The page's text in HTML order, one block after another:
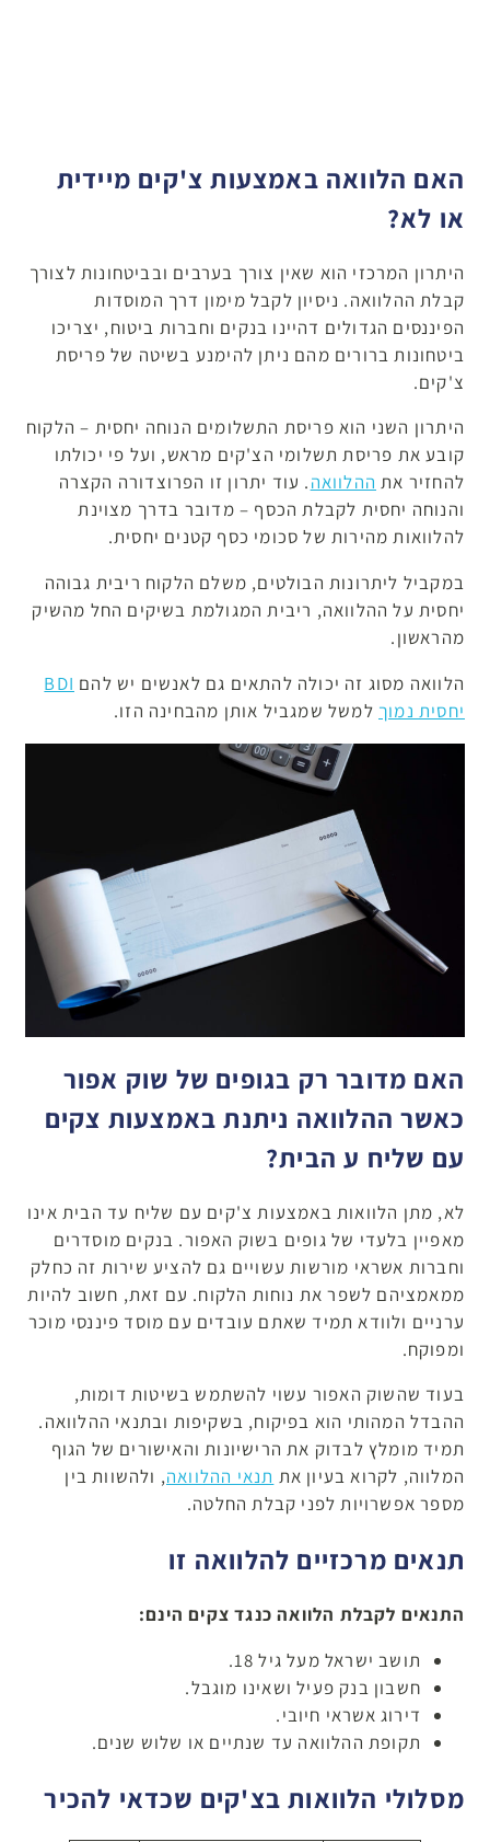
האם הלוואה באמצעות צ'קים מיידית
או לא?
היתרון המרכזי הוא שאין צורך בערבים ובביטחונות לצורך
קבלת ההלוואה. ניסיון לקבל מימון דרך המוסדות
הפיננסים הגדולים דהיינו בנקים וחברות ביטוח, יצריכו
ביטחונות ברורים מהם ניתן להימנע בשיטה של פריסת
צ'קים.
היתרון השני הוא פריסת התשלומים הנוחה יחסית – הלקוח
קובע את פריסת תשלומי הצ'קים מראש, ועל פי יכולתו
להחזיר את ההלוואה. עוד יתרון זו הפרוצדורה הקצרה
והנוחה יחסית לקבלת הכסף – מדובר בדרך מצוינת
להלוואות מהירות של סכומי כסף קטנים יחסית.
במקביל ליתרונות הבולטים, משלם הלקוח ריבית גבוהה
יחסית על ההלוואה, ריבית המגולמת בשיקים החל מהשיק
מהראשון.
הלוואה מסוג זה יכולה להתאים גם לאנשים יש להם BDI
יחסית נמוך למשל שמגביל אותן מהבחינה הזו.
האם מדובר רק בגופים של שוק אפור
כאשר ההלוואה ניתנת באמצעות צקים
עם שליח ע הבית?
לא, מתן הלוואות באמצעות צ'קים עם שליח עד הבית אינו
מאפיין בלעדי של גופים בשוק האפור. בנקים מוסדרים
וחברות אשראי מורשות עשויים גם להציע שירות זה כחלק
ממאמציהם לשפר את נוחות הלקוח. עם זאת, חשוב להיות
ערניים ולוודא תמיד שאתם עובדים עם מוסד פיננסי מוכר
ומפוקח.
בעוד שהשוק האפור עשוי להשתמש בשיטות דומות,
ההבדל המהותי הוא בפיקוח, בשקיפות ובתנאי ההלוואה.
תמיד מומלץ לבדוק את הרישיונות והאישורים של הגוף
המלווה, לקרוא בעיון את תנאי ההלוואה, ולהשוות בין
מספר אפשרויות לפני קבלת החלטה.
תנאים מרכזיים להלוואה זו
התנאים לקבלת הלוואה כנגד צקים הינם:
תושב ישראל מעל גיל 18.
חשבון בנק פעיל ושאינו מוגבל.
דירוג אשראי חיובי.
תקופת ההלוואה עד שנתיים או שלוש שנים.
מסלולי הלוואות בצ'קים שכדאי להכיר